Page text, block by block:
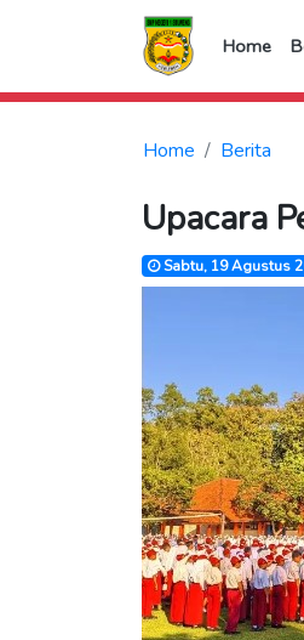
Home
Home Berita
Upacara
Sabtu, 19 Agustus